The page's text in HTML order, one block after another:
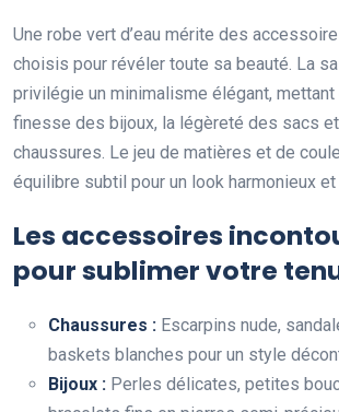
Une robe vert d’eau mérite des
choisis pour révéler toute sa beauté. La
privilégie un minimalisme élégant, mettant
finesse des bijoux, la légèreté des sacs
chaussures. Le jeu de matières et de
équilibre subtil pour un look harmonieux
Les accessoires
pour sublimer votre
Chaussures : Escarpins nude,
baskets blanches pour un style
Bijoux : Perles délicates, petites